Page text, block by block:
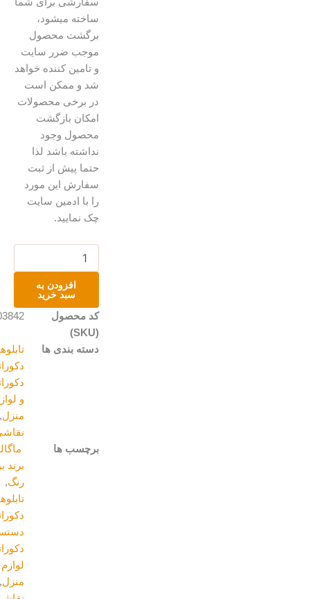
ساخته میشود،
برگشت محصول
موجب ضرر سایت
و تامین کننده خواهد
شد و ممکن است
در برخی محصولات
امکان بازگشت
محصول وجود
نداشته باشد لذا
حتما پیش از ثبت
سفارش این مورد
را با ادمین سایت
چک نمایید.
روغن
افزودن به
سبد خرید
کد محصول
A203842
دسته بندی ها
تابلوهای
دکوراتیو,
دکوراتیو
و لوازم
منزل,
نقاشی
برچسب ها
ماگالری,
برند بوم و
,
تابلوهای
دکوراتیو,
دستسازه,
دکوراتیو و
لوازم
منزل,